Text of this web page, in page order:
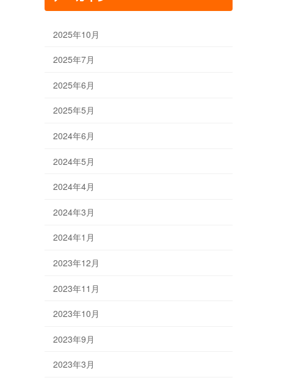
2025年10月
2025年7月
2025年6月
2025年5月
2024年6月
2024年5月
2024年4月
2024年3月
2024年1月
2023年12月
2023年11月
2023年10月
2023年9月
2023年3月